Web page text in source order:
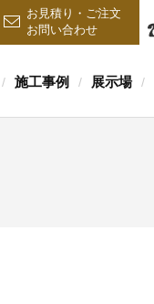
お見積り・ご注文
お問い合わせ
/ 施工事例 / 展示場 /